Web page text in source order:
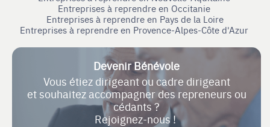
Entreprises à reprendre en Occitanie
Entreprises à reprendre en Pays de la Loire
Entreprises à reprendre en Provence-Alpes-Côte d'Azur
Devenir Bénévole
Vous étiez dirigeant ou cadre dirigeant
et souhaitez accompagner des repreneurs ou
cédants ?
Rejoignez-nous !